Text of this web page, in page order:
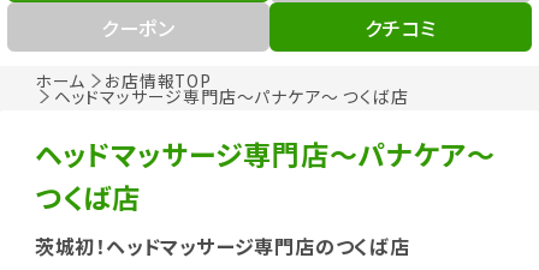
ホーム お店情報TOP
ヘッドマッサージ専門店～パナケア～ つくば店
クーポン
クチコミ
ヘッドマッサージ専門店～パナケア～
つくば店
茨城初！ヘッドマッサージ専門店のつくば店